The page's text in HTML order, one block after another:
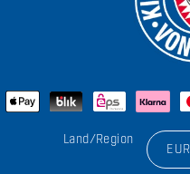
Land/Region